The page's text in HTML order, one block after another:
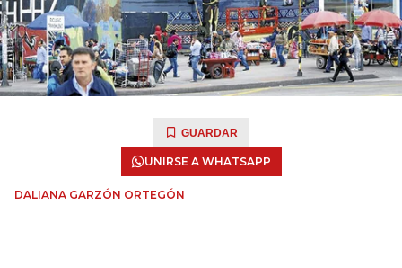
GUARDAR
UNIRSE A WHATSAPP
DALIANA GARZÓN ORTEGÓN